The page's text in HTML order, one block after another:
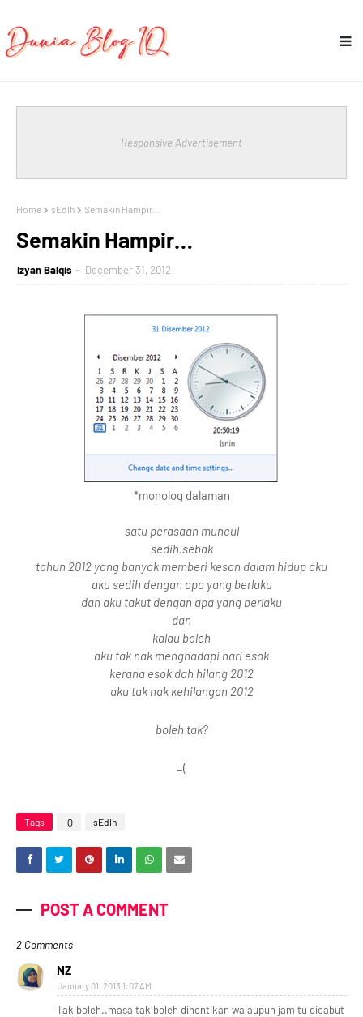
Responsive Advertisement
Home sEdIh Semakin Hampir…
Semakin Hampir…
Izyan Balqis December 31, 2012
*monolog dalaman
satu perasaan muncul
sedih.sebak
tahun 2012 yang banyak memberi kesan dalam hidup aku
aku sedih dengan apa yang berlaku
dan aku takut dengan apa yang berlaku
dan
kalau boleh
aku tak nak menghadapi hari esok
kerana esok dah hilang 2012
aku tak nak kehilangan 2012
boleh tak?
=(
Tags IQ sEdIh
POST A COMMENT
2 Comments
NZ
January 01, 2013 1:07 AM
Tak boleh..masa tak boleh dihentikan walaupun jam tu dicabut